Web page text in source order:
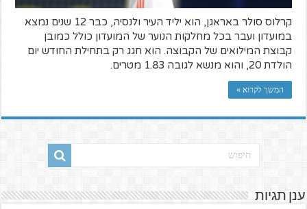
קרלוס סולר באראגן, הוא יליד העיר ולנסיה, כבר 12 שנים נמצא
במועדון ועבר בכל מחלקות הנוער של המועדון כולל כמובן
קבוצת המילואים של הקבוצה. הוא חגג רק בתחילת החודש יום
הולדת 20, והוא מנשא לגובה 1.83 מטרים.
המשך לקרוא »
ענן תגיות